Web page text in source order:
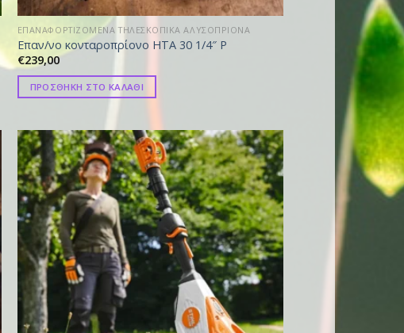
ΕΠΑΝΑΦΟΡΤΙΖΟΜΕΝΑ ΤΗΛΕΣΚΟΠΙΚΑ ΑΛΥΣΟΠΡΙΟΝΑ
Επαν/νο κονταροπρίονο HTA 30 1/4″ P
€239,00
ΠΡΟΣΘΗΚΗ ΣΤΟ ΚΑΛΑΘΙ